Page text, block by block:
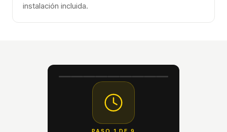
instalación incluida.